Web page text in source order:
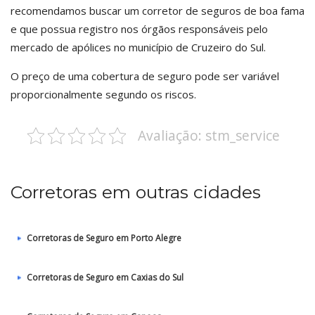
recomendamos buscar um corretor de seguros de boa fama
e que possua registro nos órgãos responsáveis pelo
mercado de apólices no município de Cruzeiro do Sul.
O preço de uma cobertura de seguro pode ser variável
proporcionalmente segundo os riscos.
Avaliação: stm_service
Corretoras em outras cidades
Corretoras de Seguro em Porto Alegre
Corretoras de Seguro em Caxias do Sul